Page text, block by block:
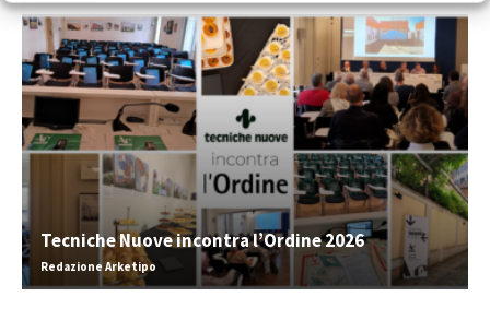
Tecniche Nuove incontra l’Ordine 2026
Redazione Arketipo